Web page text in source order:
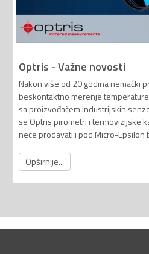
Optris - Važne novosti
Nakon više od 20 godina nemački
beskontaktno merenje
sa proizvođačem industrijskih
se Optris pirometri i termovizijske
neće prodavati i pod Micro-Epsilon
Opširnije...